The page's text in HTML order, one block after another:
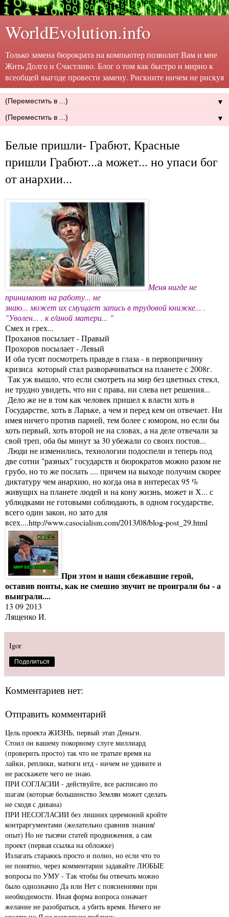
WorldEvolution.info
Только замена бюрократа на компьютер позволит Вам и мне
Жить Долго и Счастливо. Блог о том как быстро и мирно к
всеобщей выгоде провести замену. Рискните ничем не рискуя
▼
▼
Белые пришли- Грабют, Красные
пришли Грабют...а может... но упаси бог
от анархии...
Меня нигде не
принимают на работу... не
знаю... может их смущает запись в трудовой книжке... .
"Уволен... . к е/аной матери... "
Смех и грех...
Проханов посылает - Правый
Прохоров посылает - Левый
И оба тусят посмотреть правде в глаза - в первопричину
кризиса который стал разворачиваться на планете с 2008г.
Так уж вышло, что если смотреть на мир без цветных стекл,
не трудно увидеть, что ни с права, ни слева нет решения...
Дело же не в том как человек пришел к власти хоть в
Государстве, хоть в Ларьке, а чем и перед кем он отвечает. Ни
имея ничего против парней, тем более с юмором, но если бы
хоть первый, хоть второй не на словах, а на деле отвечали за
свой треп, оба бы минут за 30 убежали со своих постов...
Люди не изменились, технологии подоспели и теперь под
две сотни "разных" государств и бюрократов можно разом не
грубо, но то же послать .... причем на выходе получим скорее
диктатуру чем анархию, но когда она в интересах 95 %
живущих на планете людей и на кону жизнь, может и Х... с
ублюдками не готовыми соблюдають, в одном государстве,
всего один закон, но зато для
всех....http://www.casocialism.com/2013/08/blog-post_29.html
При этом и наши сбежавшие герой,
оставив понты, как не смешно звучит не проиграли бы - а
выиграли....
13 09 2013
Лященко И.
Igor
Поделиться
Комментариев нет:
Отправить комментарий
Цель проекта ЖИЗНЬ, первый этап Деньги.
Стоил он вашему покорному слуге миллиард
(проверить просто) так что не тратьте время на
лайки, реплики, матюги итд - ничем не удивите и
не расскажете чего не знаю.
ПРИ СОГЛАСИИ - действуйте, все расписано по
шагам (которые большинство Землян может сделать
не сходя с дивана)
ПРИ НЕСОГЛАСИИ без лишних церемоний кройте
контраргументами (желательно сравнив знания/
опыт) Но не тысячи статей продвижения, а сам
проект (первая ссылка на обложке)
Излагать стараюсь просто и полно, но если что то
не понятно, через комментарии задавайте ЛЮБЫЕ
вопросы по УМУ - Так чтобы бы отвечать можно
было однозначно Да или Нет с пояснениями при
необходимости. Иная форма вопроса означает
желание не разобраться, а убить время. Ничего не